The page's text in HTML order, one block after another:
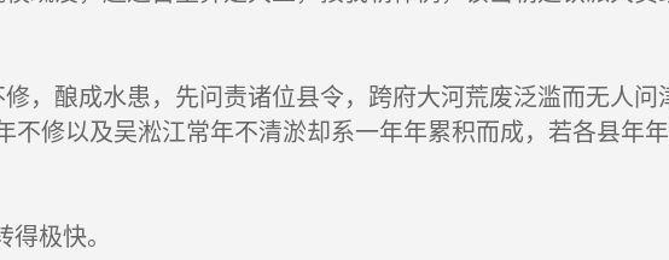
，酿成水患，先问责诸位县令，跨府大河荒废泛滥而无人问
修以及吴淞江常年不清淤却系一年年累积而成，若各县年年
极快。